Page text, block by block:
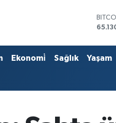
Ekonomi̇ Sağlık Yaşam